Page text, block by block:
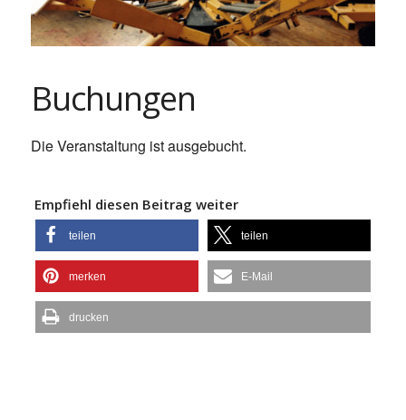
Buchungen
Die Veranstaltung ist ausgebucht.
Empfiehl diesen Beitrag weiter
teilen teilen
merken E-Mail
drucken